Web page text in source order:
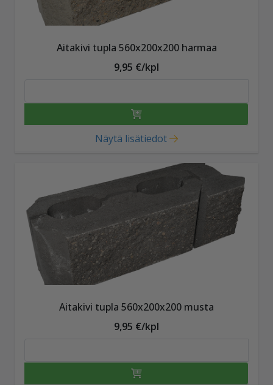
Aitakivi tupla 560x200x200 harmaa
9,95 €/kpl
Näytä lisätiedot
Aitakivi tupla 560x200x200 musta
9,95 €/kpl